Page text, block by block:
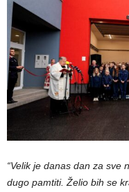
“Velik je danas dan za sve
dugo pamtiti. Želio bih se